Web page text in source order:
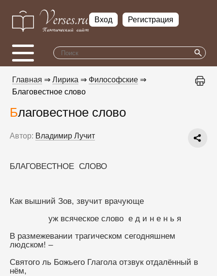
Вход Регистрация
Главная ⇒ Лирика ⇒ Философские ⇒
Благовестное слово
Благовестное слово
Автор: Владимир Лучит
БЛАГОВЕСТНОЕ  СЛОВО
Как вышний Зов, звучит врачующе
                уж всяческое слово  е д и н е н ь я
В размежевании трагическом сегодняшнем
людском! –
Святого ль Божьего Глагола отзвук отдалённый в
нём,